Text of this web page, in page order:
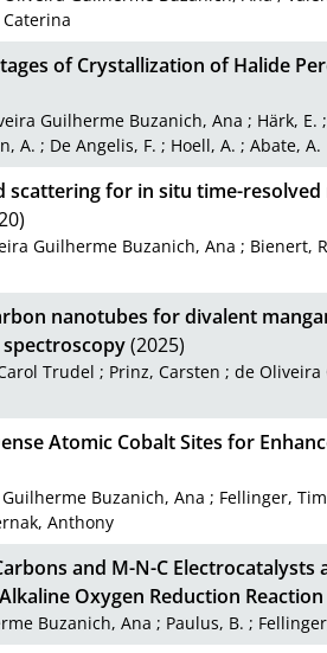
of Crystallization of Halide
Guilherme Buzanich, Ana ; Härk, E. ;
A. ; De Angelis, F. ; Hoell, A. ; Abate, A.
scattering for in situ time-
Guilherme Buzanich, Ana ; Bienert,
nanotubes for divalent
(2025)
Trudel ; Prinz, Carsten ;de Oliveira
Atomic Cobalt Sites for
Buzanich, Ana ; Fellinger,
Anthony
and M-N-C Electrocatalysts
Oxygen Reduction Reaction
Buzanich, Ana ; Paulus, B. ;